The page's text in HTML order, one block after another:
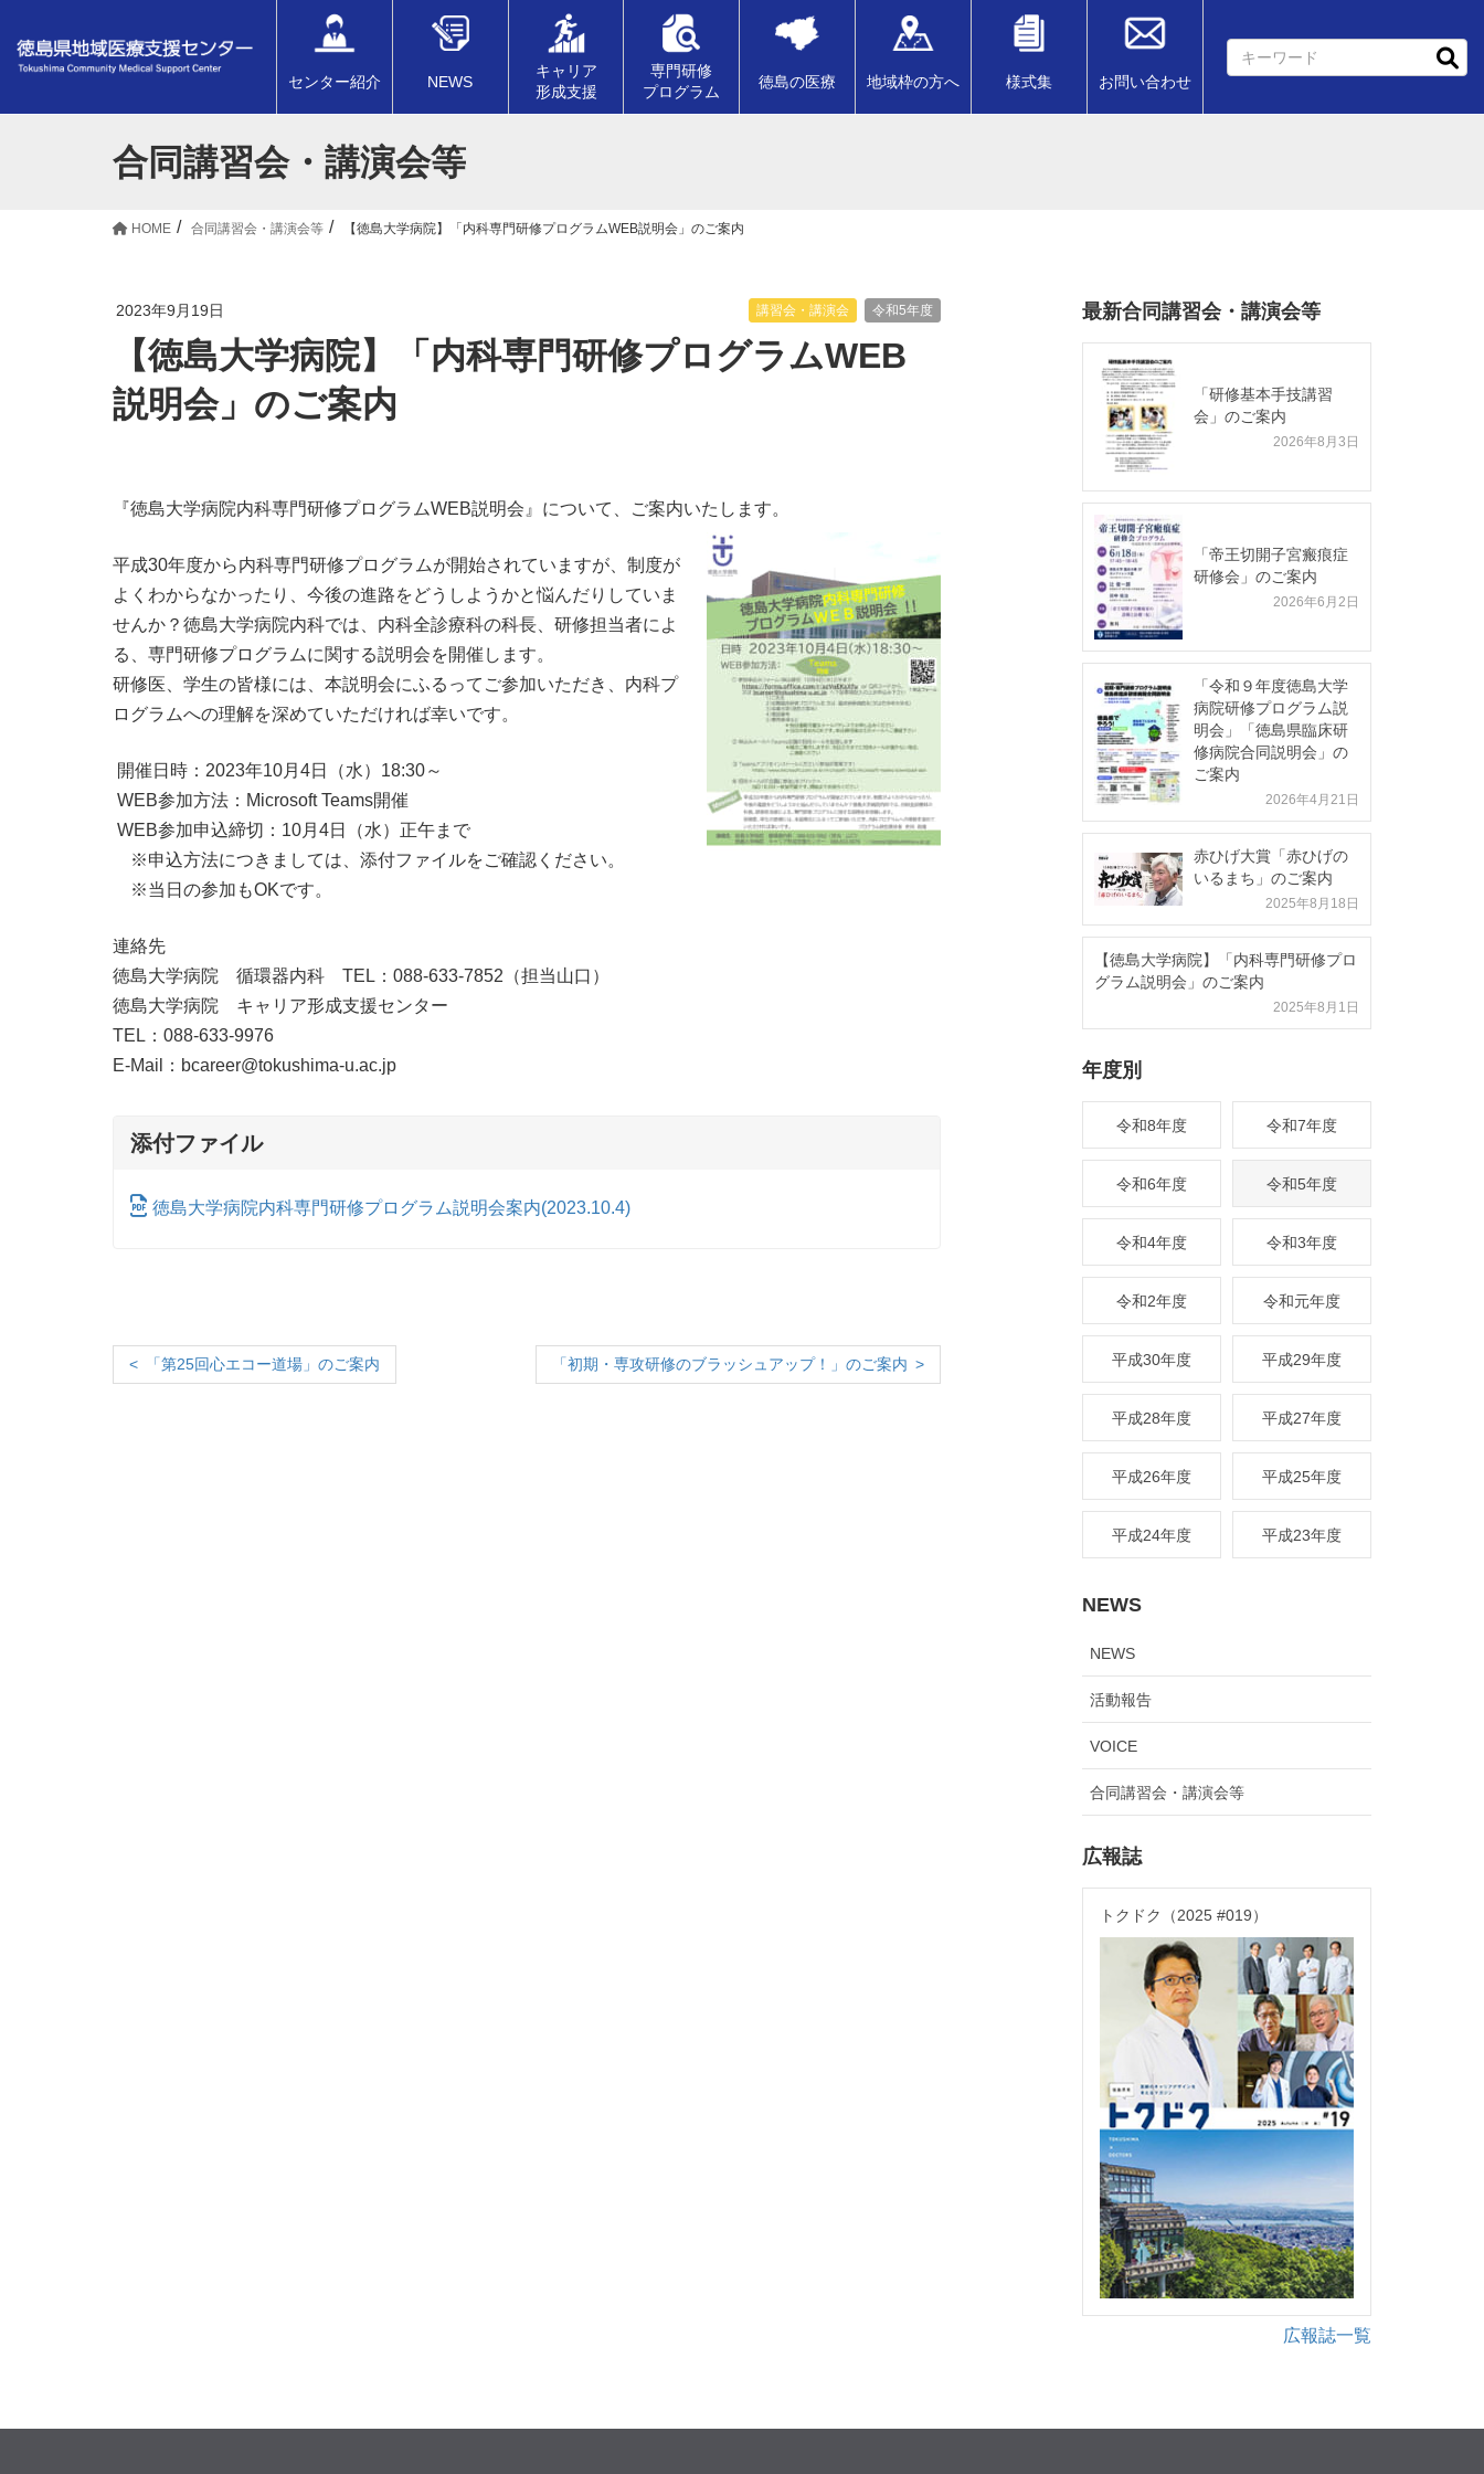
センター紹介 NEWS
キャリア
形成支援
専門研修
プログラム
徳島の医療 地域枠の方へ 様式集 お問い合わせ
合同講習会・講演会等
HOME 合同講習会・講演会等 【徳島大学病院】「内科専門研修プログラムWEB説明会」のご案内
2023年9月19日 令和5年度
講習会・講演会
【徳島大学病院】「内科専門研修プログラムWEB
説明会」のご案内
『徳島大学病院内科専門研修プログラムWEB説明会』について、ご案内いたします。
平成30年度から内科専門研修プログラムが開始されていますが、制度が
よくわからなかったり、今後の進路をどうしようかと悩んだりしていま
せんか？徳島大学病院内科では、内科全診療科の科長、研修担当者によ
る、専門研修プログラムに関する説明会を開催します。
研修医、学生の皆様には、本説明会にふるってご参加いただき、内科プ
ログラムへの理解を深めていただければ幸いです。
開催日時：2023年10月4日（水）18:30～
WEB参加方法：Microsoft Teams開催
WEB参加申込締切：10月4日（水）正午まで
※申込方法につきましては、添付ファイルをご確認ください。
※当日の参加もOKです。
連絡先
徳島大学病院 循環器内科 TEL：088-633-7852（担当山口）
徳島大学病院 キャリア形成支援センター
TEL：088-633-9976
E-Mail：bcareer@tokushima-u.ac.jp
添付ファイル
徳島大学病院内科専門研修プログラム説明会案内(2023.10.4)
「第25回心エコー道場」のご案内 「初期・専攻研修のブラッシュアップ！」のご案内
最新合同講習会・講演会等
「研修基本手技講習
会」のご案内
2026年8月3日
「帝王切開子宮瘢痕症
研修会」のご案内
2026年6月2日
「令和９年度徳島大学
病院研修プログラム説
明会」「徳島県臨床研
修病院合同説明会」の
ご案内
2026年4月21日
赤ひげ大賞「赤ひげの
いるまち」のご案内
2025年8月18日
【徳島大学病院】「内科専門研修プロ
グラム説明会」のご案内
2025年8月1日
年度別
令和8年度 令和7年度
令和6年度 令和5年度
令和4年度 令和3年度
令和2年度 令和元年度
平成30年度 平成29年度
平成28年度 平成27年度
平成26年度 平成25年度
平成24年度 平成23年度
NEWS
NEWS
活動報告
VOICE
合同講習会・講演会等
広報誌
トクドク（2025 #019）
広報誌一覧